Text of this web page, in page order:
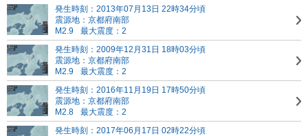
発生時刻：2013年07月13日 22時34分頃
震源地：京都府南部
M2.9
最大震度：2
発生時刻：2009年12月31日 18時03分頃
震源地：京都府南部
M2.9
最大震度：2
発生時刻：2016年11月19日 17時50分頃
震源地：京都府南部
M2.8
最大震度：2
発生時刻：2017年06月17日 02時22分頃